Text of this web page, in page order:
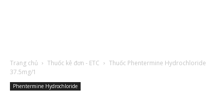
Trang chủ Thuốc kê đơn - ETC
Thuốc Phentermine Hydrochloride
37.5mg/1
Phentermine Hydrochloride